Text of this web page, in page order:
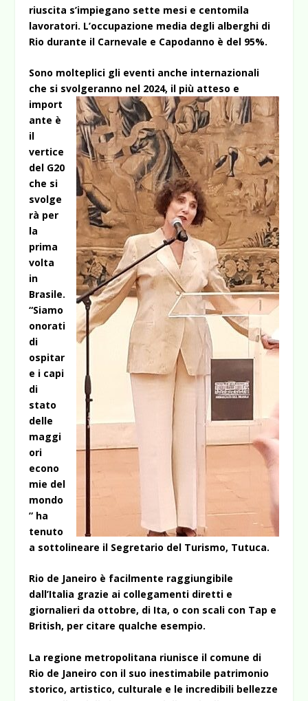
riuscita s’impiegano sette mesi e centomila
lavoratori. L’occupazione media degli alberghi di
Rio durante il Carnevale e Capodanno è del 95%.
Sono molteplici gli eventi anche internazionali
che si svolgeranno nel 2024, il più atteso e
import
ante è
il
vertice
del G20
che si
svolge
rà per
la
prima
volta
in
Brasile.
“Siamo
onorati
di
ospitar
e i capi
di
stato
delle
maggi
ori
econo
mie del
mondo
” ha
tenuto
a sottolineare il Segretario del Turismo, Tutuca.
Rio de Janeiro è facilmente raggiungibile
dall’Italia grazie ai collegamenti diretti e
giornalieri da ottobre, di Ita, o con scali con Tap e
British, per citare qualche esempio.
La regione metropolitana riunisce il comune di
Rio de Janeiro con il suo inestimabile patrimonio
storico, artistico, culturale e le incredibili bellezze